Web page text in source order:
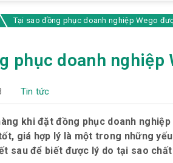
Tại sao đồng phục doanh nghiệp Wego
phục doanh
Tin tức
khi đặt đồng phục doanh
giá hợp lý là một trong những
sau để biết được lý do tại sao